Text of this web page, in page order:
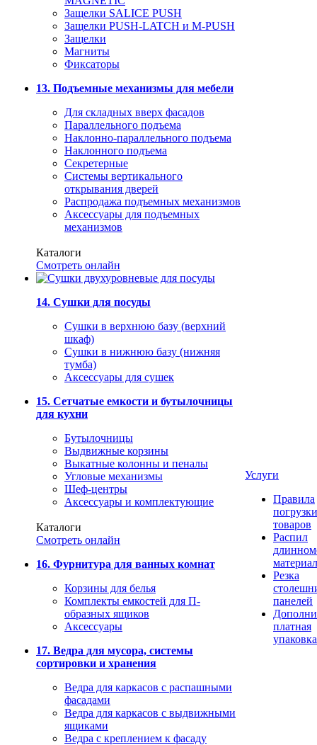
Защелки SALICE PUSH
Защелки PUSH-LATCH и M-PUSH
Защелки
Магниты
Фиксаторы
13. Подъемные механизмы для мебели
Для складных вверх фасадов
Параллельного подъема
Наклонно-параллельного подъема
Наклонного подъема
Секретерные
Системы вертикального
открывания дверей
Распродажа подъемных механизмов
Аксессуары для подъемных
механизмов
Каталоги
Смотреть онлайн
14. Сушки для посуды
Сушки в верхнюю базу (верхний
шкаф)
Сушки в нижнюю базу (нижняя
тумба)
Аксессуары для сушек
15. Сетчатые емкости и бутылочницы
для кухни
Бутылочницы
Выдвижные корзины
Выкатные колонны и пеналы
Угловые механизмы
Шеф-центры
Аксессуары и комплектующие
Каталоги
Смотреть онлайн
16. Фурнитура для ванных комнат
Корзины для белья
Комплекты емкостей для П-
образных ящиков
Аксессуары
17. Ведра для мусора, системы
сортировки и хранения
Ведра для каркасов с распашными
фасадами
Ведра для каркасов с выдвижными
ящиками
Ведра с креплением к фасаду
Услуги
Правила
погрузки
товаров
Распил
Резка
панелей
платная
упаковка